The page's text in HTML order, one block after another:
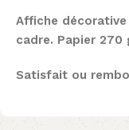
Affiche
cadre. Papier 270
Satisfait ou